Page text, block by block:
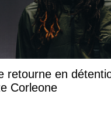
retourne en
Corleone